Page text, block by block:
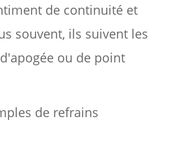
de continuité et
souvent, ils suivent les
ou de point
de refrains